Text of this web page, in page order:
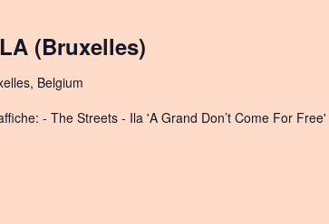
(Bruxelles)
Belgium
- The Streets - Ila 'A Grand Don’t Come For Free'